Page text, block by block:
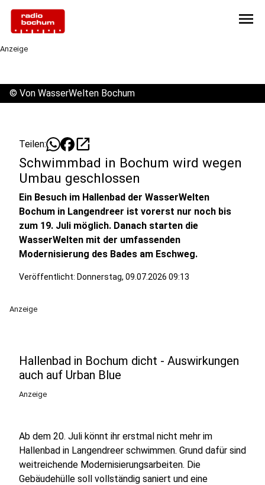
menu
Anzeige
© Von WasserWelten Bochum
Teilen: open_in_new
Schwimmbad in Bochum wird wegen
Umbau geschlossen
Ein Besuch im Hallenbad der WasserWelten
Bochum in Langendreer ist vorerst nur noch bis
zum 19. Juli möglich. Danach starten die
WasserWelten mit der umfassenden
Modernisierung des Bades am Eschweg.
Veröffentlicht: Donnerstag, 09.07.2026 09:13
Anzeige
Hallenbad in Bochum dicht - Auswirkungen
auch auf Urban Blue
Anzeige
Ab dem 20. Juli könnt ihr erstmal nicht mehr im
Hallenbad in Langendreer schwimmen. Grund dafür sind
weitreichende Modernisierungsarbeiten. Die
Gebäudehülle soll vollständig saniert und eine